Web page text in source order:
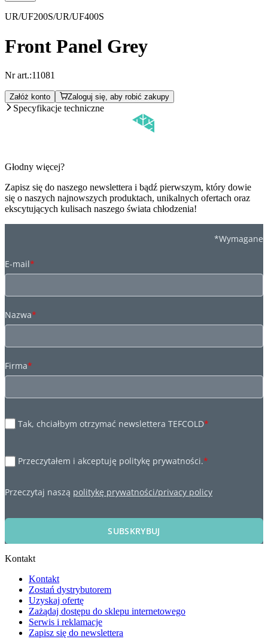
UR/UF200S/UR/UF400S
Front Panel Grey
Nr art.:11081
Załóż konto Zaloguj się, aby robić zakupy
Specyfikacje techniczne
Głodny więcej?
Zapisz się do naszego newslettera i bądź pierwszym, który dowie
się o naszych najnowszych produktach, unikalnych ofertach oraz
ekscytujących kulisach naszego świata chłodzenia!
*Wymagane
E-mail*
Nazwa*
Firma*
Tak, chciałbym otrzymać newslettera TEFCOLD*
Przeczytałem i akceptuję politykę prywatności.*
Przeczytaj naszą politykę prywatności/privacy policy
SUBSKRYBUJ
Kontakt
Kontakt
Zostań dystrybutorem
Uzyskaj ofertę
Zażądaj dostępu do sklepu internetowego
Serwis i reklamacje
Zapisz się do newslettera